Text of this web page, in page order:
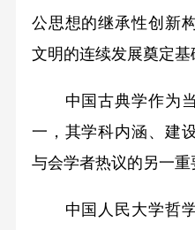
公思想的继承性创新
文明的连续发展奠定基
中国古典学作为当
一，其学科内涵、建
与会学者热议的另一重
中国人民大学哲学